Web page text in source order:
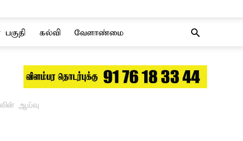
கல்வி வேளாண்மை
ஆய்வு